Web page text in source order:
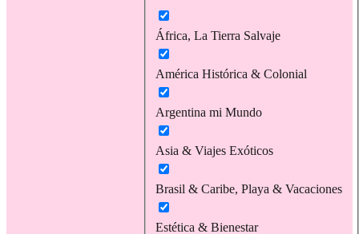
África, La Tierra Salvaje
América Histórica & Colonial
Argentina mi Mundo
Asia & Viajes Exóticos
Brasil & Caribe, Playa & Vacaciones
Estética & Bienestar